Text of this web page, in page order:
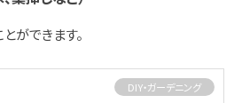
ができます。
DIY・ガーデニング